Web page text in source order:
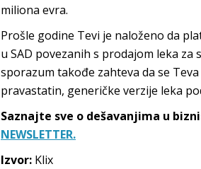
miliona evra.
Prošle godine Tevi je naloženo da
u SAD povezanih s prodajom leka
sporazum takođe zahteva da se
pravastatin, generičke verzije leka
Saznajte sve o dešavanjima u
NEWSLETTER.
Izvor: Klix